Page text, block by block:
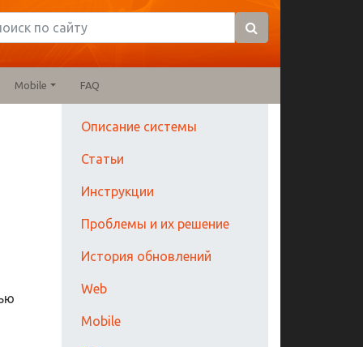
Mobile FAQ
Описание системы
Статьи
Инструкции
Проблемы и их решение
История обновлений
Web
Mobile